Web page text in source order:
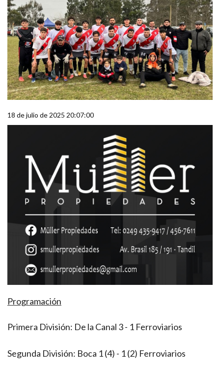
18 de julio de 2025 20:07:00
Programación
Primera División: De la Canal 3 - 1 Ferroviarios
Segunda División: Boca 1 (4) - 1 (2) Ferroviarios